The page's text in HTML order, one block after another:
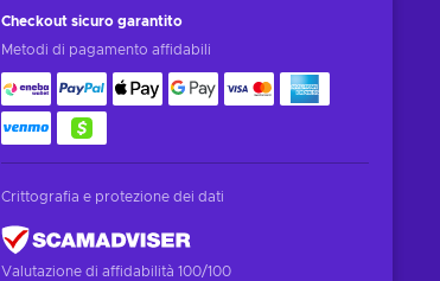
Checkout sicuro garantito
Metodi di pagamento affidabili
Crittografia e protezione dei dati
Valutazione di affidabilità 100/100